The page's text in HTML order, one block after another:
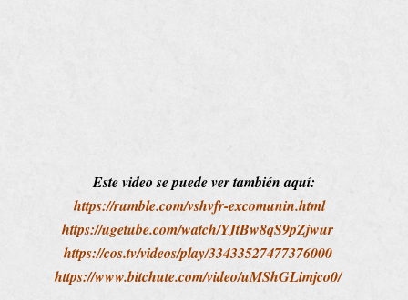
Este video se puede ver también aquí:
https://rumble.com/vshvfr-excomunin.html
https://ugetube.com/watch/YJtBw8qS9pZjwur
https://cos.tv/videos/play/33433527477376000
https://www.bitchute.com/video/uMShGLimjco0/